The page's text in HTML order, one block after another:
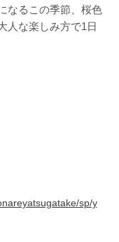
なるこの季節、桜色
人な楽しみ方で1日
sp/y